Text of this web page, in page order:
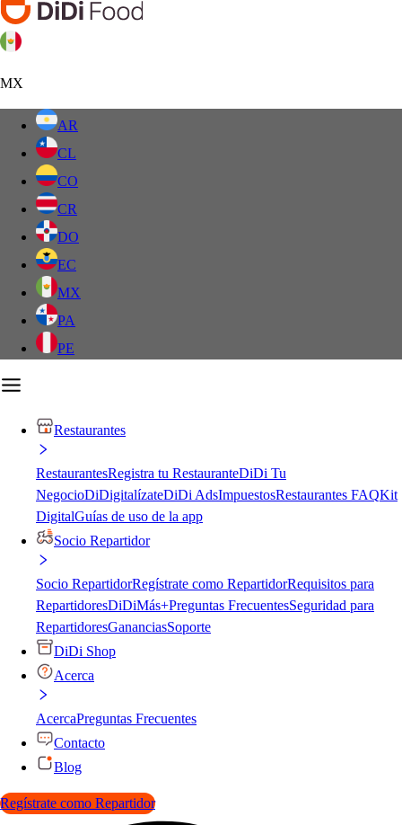
MX
AR
CL
CO
CR
DO
EC
MX
PA
PE
Restaurantes
RestaurantesRegistra tu RestauranteDiDi Tu
NegocioDiDigitalízateDiDi AdsImpuestosRestaurantes FAQKit
DigitalGuías de uso de la app
Socio Repartidor
Socio RepartidorRegístrate como RepartidorRequisitos para
RepartidoresDiDiMás+Preguntas FrecuentesSeguridad para
RepartidoresGananciasSoporte
DiDi Shop
Acerca
AcercaPreguntas Frecuentes
Contacto
Blog
Regístrate como Repartidor